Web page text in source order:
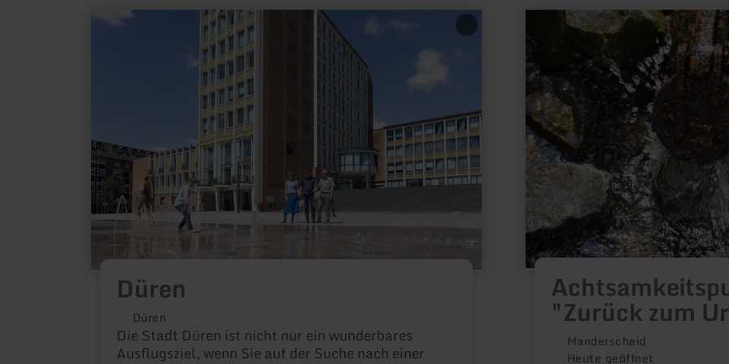
Düren
Düren
Die Stadt Düren ist nicht nur ein wunderbares
Ausflugsziel, wenn Sie auf der Suche nach einer
erfahren
"Zurück zum
Manderscheid
Heute geöffnet
erfahren
Achtsamkeitspunkt
6
"Zurück
zum
Ursprung"